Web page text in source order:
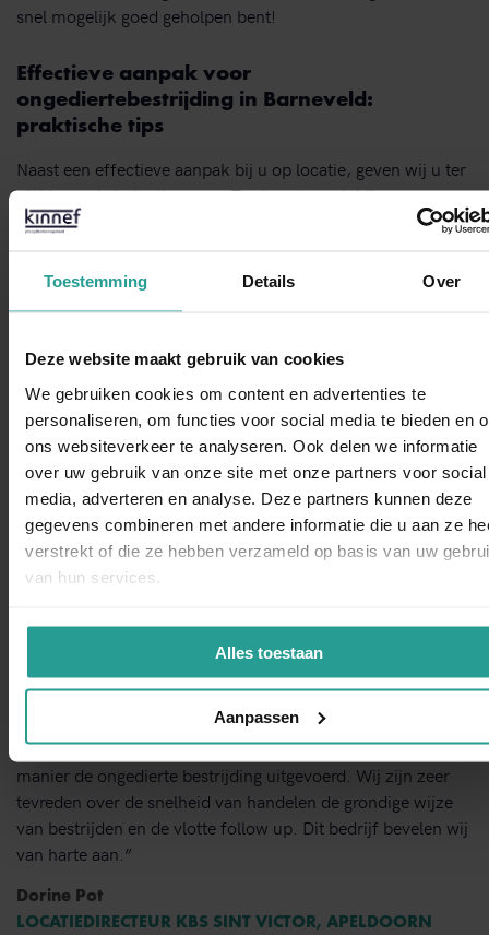
Toestemming Details Over
Deze website maakt gebruik van cookies
We gebruiken cookies om content en advertenties te
personaliseren, om functies voor social media te bieden en
ons websiteverkeer te analyseren. Ook delen we informatie
over uw gebruik van onze site met onze partners voor social
media, adverteren en analyse. Deze partners kunnen deze
gegevens combineren met andere informatie die u aan ze
verstrekt of die ze hebben verzameld op basis van uw
van hun services.
Alles toestaan
Aanpassen
snel mogelijk goed geholpen bent!
Effectieve aanpak voor
ongediertebestrijding in Barneveld:
praktische tips
Naast een effectieve aanpak bij u op locatie, geven wij u ter
plekke praktische tips mee. Zo draagt u ook bij aan een
omgeving die vrij is van ongedierte.
Neem contact met ons
andere plaatsen in de
STUUR EEN WHATSAPP!
CONTACTFORMULIER
Binnen 1 werkdag antwoord
Opdrachtgevers over Kinnef:
“Kinnef Plaagdiermanagement heeft bij ons op en adequate
manier de ongedierte bestrijding uitgevoerd. Wij zijn zeer
tevreden over de snelheid van handelen de grondige wijze
van bestrijden en de vlotte follow up. Dit bedrijf bevelen wij
van harte aan.”
Dorine Pot
LOCATIEDIRECTEUR KBS SINT VICTOR, APELDOORN